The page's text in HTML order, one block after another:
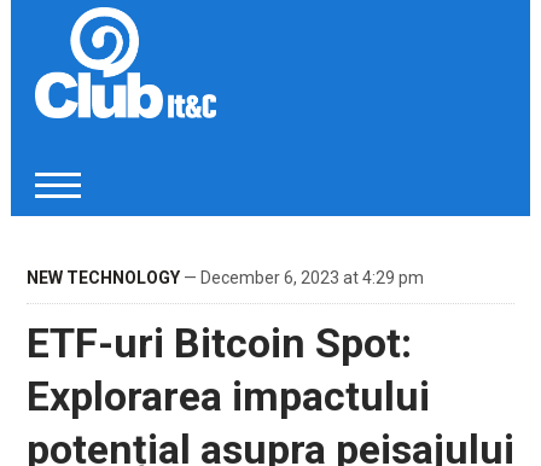
NEW TECHNOLOGY— December 6, 2023 at 4:29 pm
ETF-uri Bitcoin Spot:
Explorarea impactului
potențial asupra peisajului